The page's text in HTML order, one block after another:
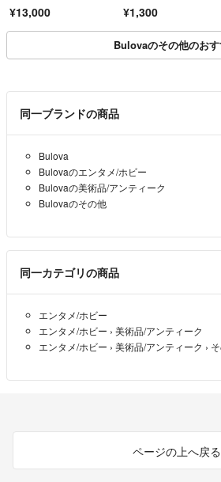
ト
¥13,000 ¥1,300
Bulovaのその他のお
同一ブランドの商品
Bulova
Bulovaのエンタメ/ホビー
Bulovaの美術品/アンティーク
Bulovaのその他
同一カテゴリの商品
エンタメ/ホビー
エンタメ/ホビー › 美術品/アンティーク
エンタメ/ホビー › 美術品/アンティーク ›
ページの上へ戻る